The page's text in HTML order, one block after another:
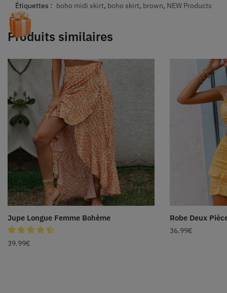
Étiquettes : boho midi skirt, boho skirt, brown, NEW Products
Produits similaires
Jupe Longue Femme Bohème
39.99€
Robe Deux
36.99€